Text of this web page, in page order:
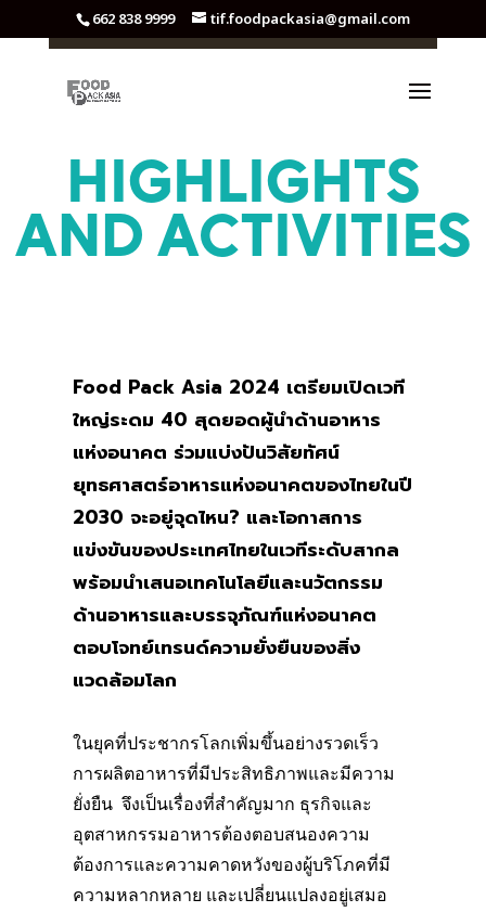
662 838 9999 tif.foodpackasia@gmail.com
HIGHLIGHTS
AND ACTIVITIES
Food Pack Asia 2024 เตรียมเปิดเวที
ใหญ่ระดม 40 สุดยอดผู้นำด้านอาหาร
แห่งอนาคต ร่วมแบ่งปันวิสัยทัศน์
ยุทธศาสตร์อาหารแห่งอนาคตของไทยในปี
2030 จะอยู่จุดไหน? และโอกาสการ
แข่งขันของประเทศไทยในเวทีระดับสากล
พร้อมนำเสนอเทคโนโลยีและนวัตกรรม
ด้านอาหารและบรรจุภัณฑ์แห่งอนาคต
ตอบโจทย์เทรนด์ความยั่งยืนของสิ่ง
แวดล้อมโลก
ในยุคที่ประชากรโลกเพิ่มขึ้นอย่างรวดเร็ว
การผลิตอาหารที่มีประสิทธิภาพและมีความ
ยั่งยืน จึงเป็นเรื่องที่สำคัญมาก ธุรกิจและ
อุตสาหกรรมอาหารต้องตอบสนองความ
ต้องการและความคาดหวังของผู้บริโภคที่มี
ความหลากหลาย และเปลี่ยนแปลงอยู่เสมอ